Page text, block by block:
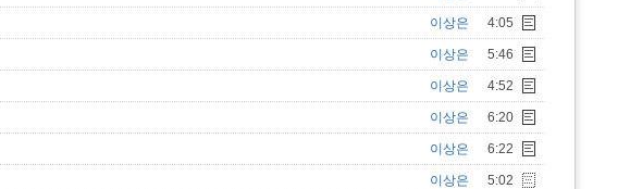
이상은 4:05
이상은 5:46
이상은 4:52
이상은 6:20
이상은 6:22
이상은 5:02